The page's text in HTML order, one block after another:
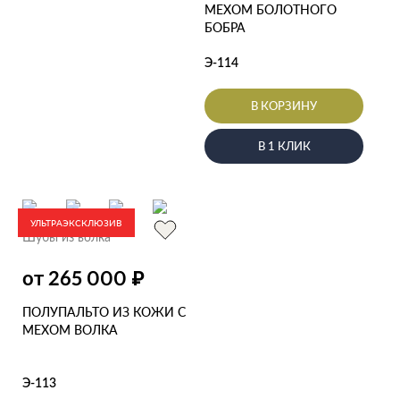
МЕХОМ БОЛОТНОГО
БОБРА
Э-114
В КОРЗИНУ
В 1 КЛИК
УЛЬТРАЭКСКЛЮЗИВ
Шубы из волка
от 265 000 ₽
ПОЛУПАЛЬТО ИЗ КОЖИ С
МЕХОМ ВОЛКА
Э-113